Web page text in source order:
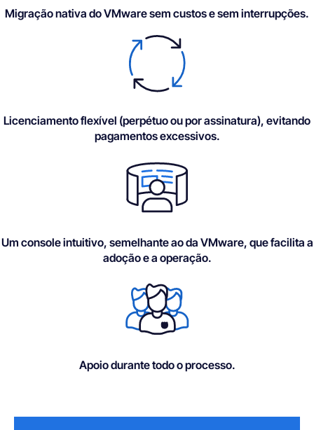
Migração nativa do VMware sem custos e sem interrupções.
Licenciamento flexível (perpétuo ou por assinatura), evitando
pagamentos excessivos.
Um console intuitivo, semelhante ao da VMware, que facilita a
adoção e a operação.
Apoio durante todo o processo.